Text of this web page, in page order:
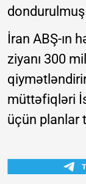
İran ABŞ-ın
ziyanı 300
müttəfiqləri
üçün planlar